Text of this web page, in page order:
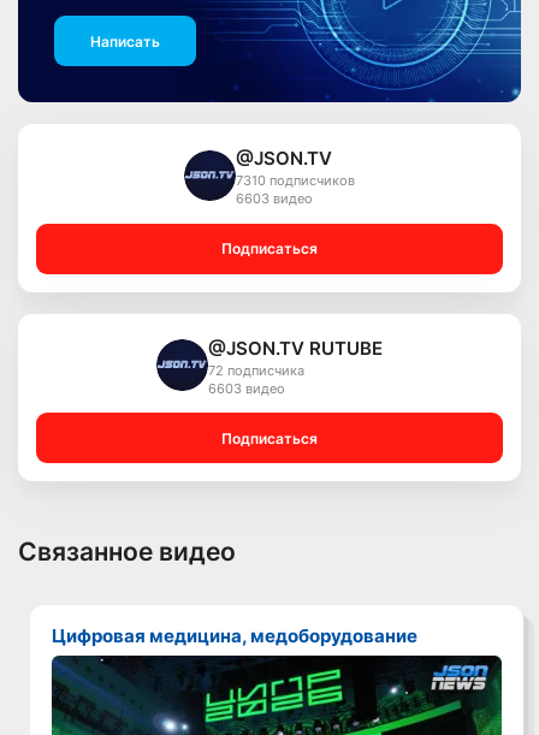
Написать
@JSON.TV
7310 подписчиков
6603 видео
Подписаться
@JSON.TV RUTUBE
72 подписчика
6603 видео
Подписаться
Связанное видео
Цифровая медицина, медоборудование